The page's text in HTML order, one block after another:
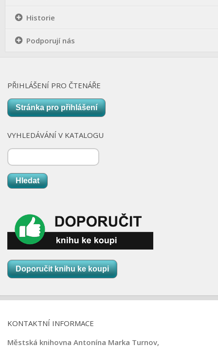
Historie
Podporují nás
PŘIHLÁŠENÍ PRO ČTENÁŘE
Stránka pro přihlášení
VYHLEDÁVÁNÍ V KATALOGU
Hledat
Doporučit knihu ke koupi
KONTAKTNÍ INFORMACE
Městská knihovna Antonína Marka Turnov,